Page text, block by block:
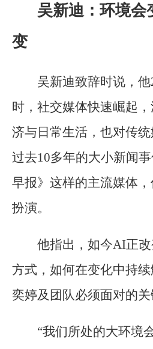
吴新迪：环境会
变
吴新迪致辞时说，
时，社交媒体快速崛起
济与日常生活，也对传
过去10多年的大小新闻
早报》这样的主流媒体
扮演。
他指出，如今AI正
方式，如何在变化中持
奕婷及团队必须面对的关
“我们所处的大环境